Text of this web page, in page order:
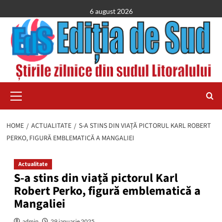
to
content
6 august 2026
Menu
HOME ACTUALITATE
S-A STINS DIN VIAȚĂ PICTORUL KARL ROBERT
PERKO, FIGURĂ EMBLEMATICĂ A MANGALIEI
Actualitate
S-a stins din viață pictorul Karl
Robert Perko, figură emblematică a
Mangaliei